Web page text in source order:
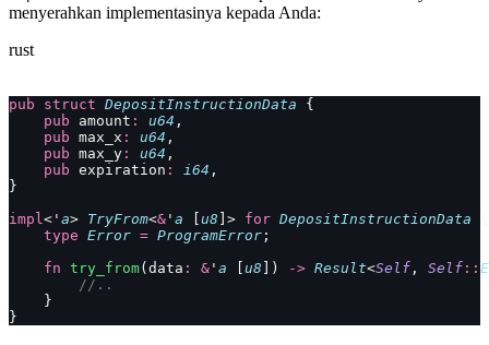
menyerahkan implementasinya kepada Anda:
rust
pub struct DepositInstructionData {
    pub
amount : u64 ,
    pub
max_x : u64 ,
    pub
max_y : u64 ,
    pub
expiration : i64 ,
}
impl<' a> TryFrom<& ' a u8 ]> for DepositInstructionData
    type
Error = ProgramError ;
    fn
try_from(data : & ' a u8 ]) -> Result<Self , Self ::
        //..
    }
}